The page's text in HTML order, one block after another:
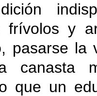
frívolos y
pasarse la
canasta
que un